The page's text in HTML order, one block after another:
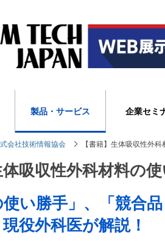
製品・サービス 企業セミ
会社技術情報協会 【書籍】生体吸収性外
体吸収性外科材料の
い勝手」、「競合
役外科医が解説！